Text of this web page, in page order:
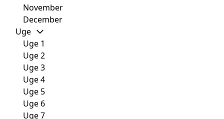
November
December
Uge
Uge 1
Uge 2
Uge 3
Uge 4
Uge 5
Uge 6
Uge 7